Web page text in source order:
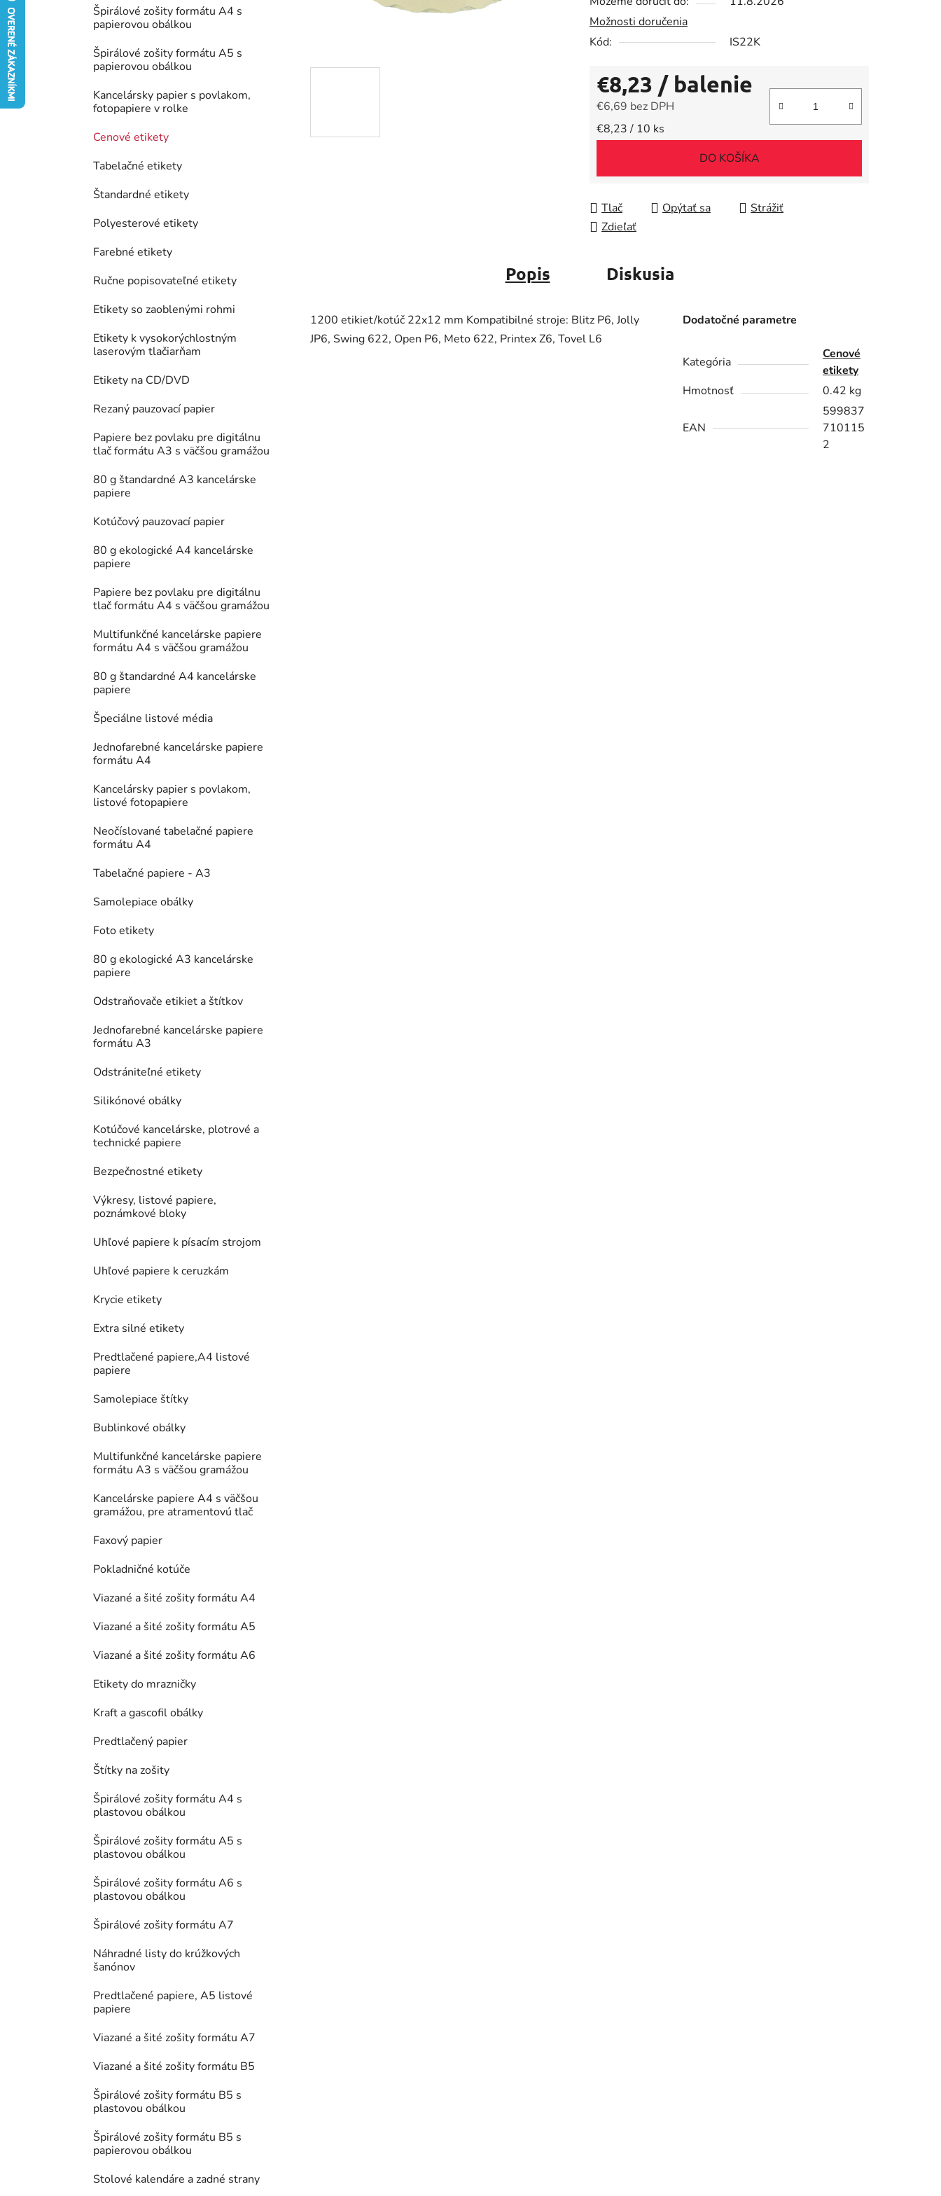
Špirálové zošity formátu A4 s
papierovou obálkou
Špirálové zošity formátu A5 s
papierovou obálkou
Kancelársky papier s povlakom,
fotopapiere v rolke
Cenové etikety
Tabelačné etikety
Štandardné etikety
Polyesterové etikety
Farebné etikety
Ručne popisovateľné etikety
Etikety so zaoblenými rohmi
Etikety k vysokorýchlostným
laserovým tlačiarňam
Etikety na CD/DVD
Rezaný pauzovací papier
Papiere bez povlaku pre digitálnu
tlač formátu A3 s väčšou gramážou
80 g štandardné A3 kancelárske
papiere
Kotúčový pauzovací papier
80 g ekologické A4 kancelárske
papiere
Papiere bez povlaku pre digitálnu
tlač formátu A4 s väčšou gramážou
Multifunkčné kancelárske papiere
formátu A4 s väčšou gramážou
80 g štandardné A4 kancelárske
papiere
Špeciálne listové média
Jednofarebné kancelárske papiere
formátu A4
Kancelársky papier s povlakom,
listové fotopapiere
Neočíslované tabelačné papiere
formátu A4
Tabelačné papiere - A3
Samolepiace obálky
Foto etikety
80 g ekologické A3 kancelárske
papiere
Odstraňovače etikiet a štítkov
Jednofarebné kancelárske papiere
formátu A3
Odstrániteľné etikety
Silikónové obálky
Kotúčové kancelárske, plotrové a
technické papiere
Bezpečnostné etikety
Výkresy, listové papiere,
poznámkové bloky
Uhľové papiere k písacím strojom
Uhľové papiere k ceruzkám
Krycie etikety
Extra silné etikety
Predtlačené papiere,A4 listové
papiere
Samolepiace štítky
Bublinkové obálky
Multifunkčné kancelárske papiere
formátu A3 s väčšou gramážou
Kancelárske papiere A4 s väčšou
gramážou, pre atramentovú tlač
Faxový papier
Pokladničné kotúče
Viazané a šité zošity formátu A4
Viazané a šité zošity formátu A5
Viazané a šité zošity formátu A6
Etikety do mrazničky
Kraft a gascofil obálky
Predtlačený papier
Štítky na zošity
Špirálové zošity formátu A4 s
plastovou obálkou
Špirálové zošity formátu A5 s
plastovou obálkou
Špirálové zošity formátu A6 s
plastovou obálkou
Špirálové zošity formátu A7
Náhradné listy do krúžkových
šanónov
Predtlačené papiere, A5 listové
papiere
Viazané a šité zošity formátu A7
Viazané a šité zošity formátu B5
Špirálové zošity formátu B5 s
plastovou obálkou
Špirálové zošity formátu B5 s
papierovou obálkou
Stolové kalendáre a zadné strany
0,0
z
5
Možnosti doručenia
Kód:
IS22K
€8,23 / balenie
€6,69 bez DPH
Jednotková cena:
€8,23 / 10 ks
DO KOŠÍKA
Tlač Opýtať sa
Strážiť
Zdieľať
Popis Diskusia
1200 etikiet/kotúč 22x12 mm Kompatibilné stroje: Blitz P6, Jolly
JP6, Swing 622, Open P6, Meto 622, Printex Z6, Tovel L6
Dodatočné parametre
Kategória
Cenové
etikety
Hmotnosť
0.42 kg
EAN
599837
710115
2